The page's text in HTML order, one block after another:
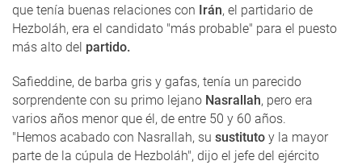
que tenía buenas relaciones con Irán, el partidario de
Hezboláh, era el candidato "más probable" para el puesto
más alto del partido.
Safieddine, de barba gris y gafas, tenía un parecido
sorprendente con su primo lejano Nasrallah, pero era
varios años menor que él, de entre 50 y 60 años.
"Hemos acabado con Nasrallah, su sustituto y la mayor
parte de la cúpula de Hezboláh", dijo el jefe del ejército